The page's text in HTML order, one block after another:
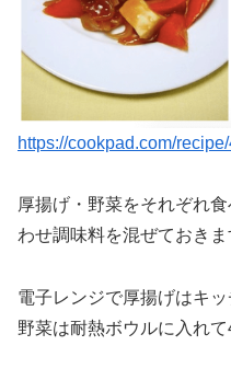
https://cookpad.com/
厚揚げ・野菜をそれぞれ
わせ調味料を混ぜておきま
電子レンジで厚揚げはキ
野菜は耐熱ボウルに入れて